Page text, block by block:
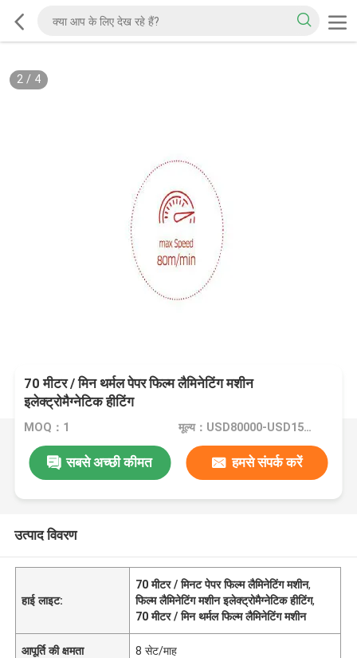
2/ 4
70 मीटर / मिन थर्मल पेपर फिल्म लैमिनेटिंग मशीन
इलेक्ट्रोमैग्नेटिक हीटिंग
MOQ：1 मूल्य：USD80000-USD150000
सबसे अच्छी कीमत हमसे संपर्क करें
उत्पाद विवरण
हाई लाइट:
70 मीटर / मिनट पेपर फिल्म लैमिनेटिंग मशीन,
फिल्म लैमिनेटिंग मशीन इलेक्ट्रोमैग्नेटिक हीटिंग,
70 मीटर / मिन थर्मल फिल्म लैमिनेटिंग मशीन
आपूर्ति की क्षमता 8 सेट/माह